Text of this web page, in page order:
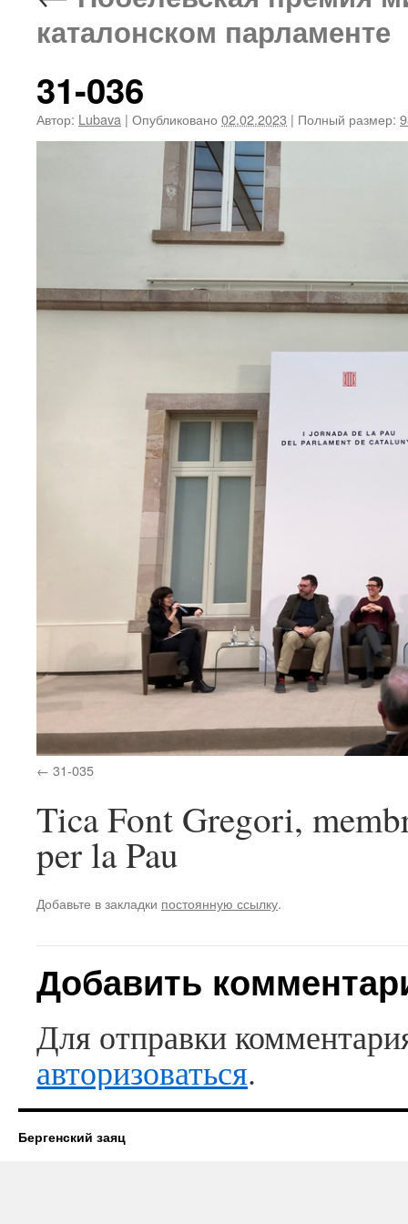
каталонском парламенте
31-036
Автор: Lubava | Опубликовано 02.02.2023 | Полный размер:
31-035
Tica Font Gregori,
per la Pau
Добавьте в закладки постоянную ссылку.
Добавить
Для отправки
авторизоваться.
Бергенский заяц